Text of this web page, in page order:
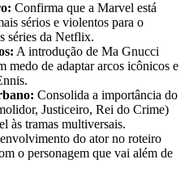
Confirma que a Marvel está
sérios e violentos para o
séries da Netflix.
A introdução de Ma Gnucci
medo de adaptar arcos icônicos e
Consolida a importância do
Justiceiro, Rei do Crime)
às tramas multiversais.
do ator no roteiro
o personagem que vai além de